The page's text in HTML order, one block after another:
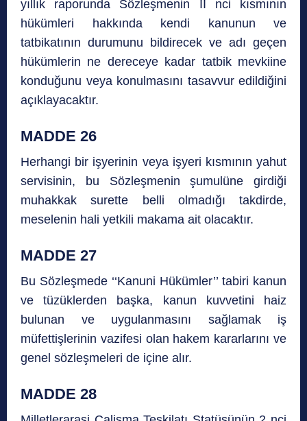
yıllık raporunda Sözleşmenin II nci kısmının
hükümleri hakkında kendi kanunun ve
tatbikatının durumunu bildirecek ve adı geçen
hükümlerin ne dereceye kadar tatbik mevkiine
konduğunu veya konulmasını tasavvur edildiğini
açıklayacaktır.
MADDE 26
Herhangi bir işyerinin veya işyeri kısmının yahut
servisinin, bu Sözleşmenin şumulüne girdiği
muhakkak surette belli olmadığı takdirde,
meselenin hali yetkili makama ait olacaktır.
MADDE 27
Bu Sözleşmede ‘‘Kanuni Hükümler’’ tabiri kanun
ve tüzüklerden başka, kanun kuvvetini haiz
bulunan ve uygulanmasını sağlamak iş
müfettişlerinin vazifesi olan hakem kararlarını ve
genel sözleşmeleri de içine alır.
MADDE 28